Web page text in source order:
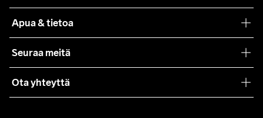
Yhteistyöt
Lehdistö
Apua & tietoa
Käyttöehdot
Asiakaspalvelu
Seuraa meitä
Ota yhteyttä